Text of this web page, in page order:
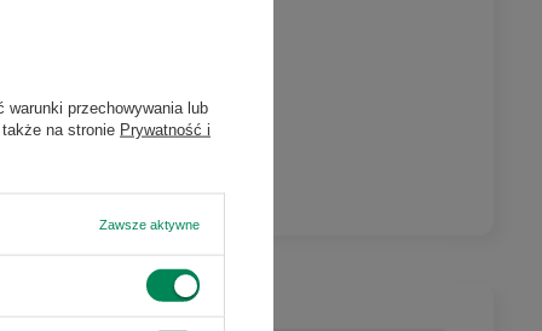
o kontakt
lampy
tych urządzeń,
3 miesiące -
warunki przechowywania lub
na stronie Prywatność i
Zawsze aktywne